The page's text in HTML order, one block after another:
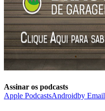
Assinar os podcasts
Apple PodcastsAndroidby Email